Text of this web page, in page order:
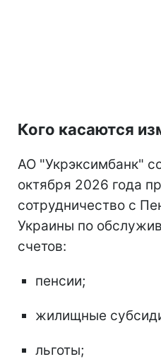
Кого касаются
АО "Укрэксимбанк"
октября 2026 года
сотрудничество с
Украины по
счетов:
пенсии;
жилищные
льготы;